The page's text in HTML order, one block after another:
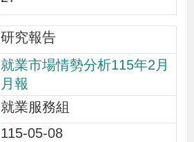
研究報告
就業市場情勢分析115年2月
月報
就業服務組
115-05-08